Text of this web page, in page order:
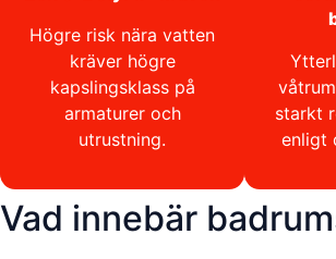
Högre risk nära vatten
kräver högre
kapslingsklass på
armaturer och
utrustning.
starkt
enligt
Vad innebär